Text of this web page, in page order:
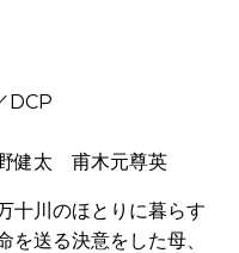
DCP
健太 甫木元尊英
十川のほとりに暮らす
送る決意をした母、